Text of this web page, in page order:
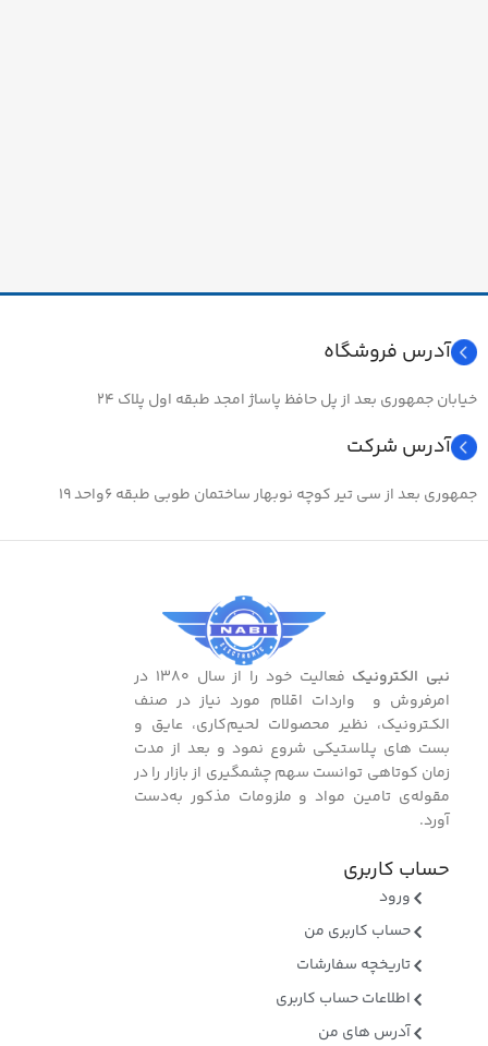
آدرس فروشگاه
خیابان جمهوری بعد از پل حافظ پاساژ امجد طبقه اول پلاک ۲۴
آدرس شرکت
جمهوری بعد از سی تیر کوچه نوبهار ساختمان طوبی طبقه ۶واحد ۱۹
نبی الکترونیک
فعالیت خود را از سال ۱۳۸۰ در
امرفروش و واردات اقلام مورد نیاز در صنف
الکـترونیک، نظیر محصولات لحیم‌کاری، عایق و
بست ‌های پـلاستیکی شروع نمود و بعد از مدت
زمان کوتاهی توانست سهم چشمگیری از بازار را در
مقوله‌ی تامین مواد و ملزومات مذکور به‌دست
آورد.
حساب کاربری
ورود
حساب کاربری من
تاریخچه سفارشات
اطلاعات حساب کاربری
آدرس های من